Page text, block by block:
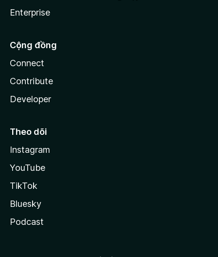
Enterprise
Cộng đồng
Connect
Contribute
Developer
Theo dõi
Instagram
YouTube
TikTok
Bluesky
Podcast